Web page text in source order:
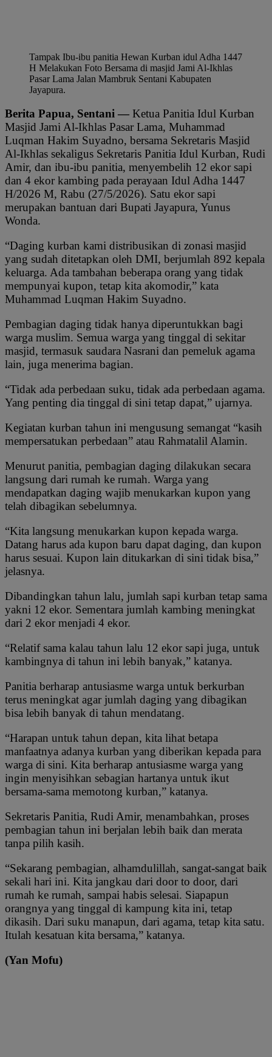
Tampak Ibu-ibu panitia Hewan Kurban idul Adha 1447
H Melakukan Foto Bersama di masjid Jami Al-Ikhlas
Pasar Lama Jalan Mambruk Sentani Kabupaten
Jayapura.
Berita Papua, Sentani — Ketua Panitia Idul Kurban
Masjid Jami Al-Ikhlas Pasar Lama, Muhammad
Luqman Hakim Suyadno, bersama Sekretaris Masjid
Al-Ikhlas sekaligus Sekretaris Panitia Idul Kurban, Rudi
Amir, dan ibu-ibu panitia, menyembelih 12 ekor sapi
dan 4 ekor kambing pada perayaan Idul Adha 1447
H/2026 M, Rabu (27/5/2026). Satu ekor sapi
merupakan bantuan dari Bupati Jayapura, Yunus
Wonda.
“Daging kurban kami distribusikan di zonasi masjid
yang sudah ditetapkan oleh DMI, berjumlah 892 kepala
keluarga. Ada tambahan beberapa orang yang tidak
mempunyai kupon, tetap kita akomodir,” kata
Muhammad Luqman Hakim Suyadno.
Pembagian daging tidak hanya diperuntukkan bagi
warga muslim. Semua warga yang tinggal di sekitar
masjid, termasuk saudara Nasrani dan pemeluk agama
lain, juga menerima bagian.
“Tidak ada perbedaan suku, tidak ada perbedaan agama.
Yang penting dia tinggal di sini tetap dapat,” ujarnya.
Kegiatan kurban tahun ini mengusung semangat “kasih
mempersatukan perbedaan” atau Rahmatalil Alamin.
Menurut panitia, pembagian daging dilakukan secara
langsung dari rumah ke rumah. Warga yang
mendapatkan daging wajib menukarkan kupon yang
telah dibagikan sebelumnya.
“Kita langsung menukarkan kupon kepada warga.
Datang harus ada kupon baru dapat daging, dan kupon
harus sesuai. Kupon lain ditukarkan di sini tidak bisa,”
jelasnya.
Dibandingkan tahun lalu, jumlah sapi kurban tetap sama
yakni 12 ekor. Sementara jumlah kambing meningkat
dari 2 ekor menjadi 4 ekor.
“Relatif sama kalau tahun lalu 12 ekor sapi juga, untuk
kambingnya di tahun ini lebih banyak,” katanya.
Panitia berharap antusiasme warga untuk berkurban
terus meningkat agar jumlah daging yang dibagikan
bisa lebih banyak di tahun mendatang.
“Harapan untuk tahun depan, kita lihat betapa
manfaatnya adanya kurban yang diberikan kepada para
warga di sini. Kita berharap antusiasme warga yang
ingin menyisihkan sebagian hartanya untuk ikut
bersama-sama memotong kurban,” katanya.
Sekretaris Panitia, Rudi Amir, menambahkan, proses
pembagian tahun ini berjalan lebih baik dan merata
tanpa pilih kasih.
“Sekarang pembagian, alhamdulillah, sangat-sangat baik
sekali hari ini. Kita jangkau dari door to door, dari
rumah ke rumah, sampai habis selesai. Siapapun
orangnya yang tinggal di kampung kita ini, tetap
dikasih. Dari suku manapun, dari agama, tetap kita satu.
Itulah kesatuan kita bersama,” katanya.
(Yan Mofu)